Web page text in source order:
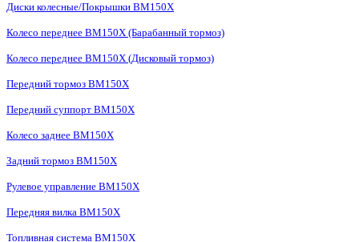
Диски колесные/Покрышки BM150X
Колесо переднее BM150X (Барабанный тормоз)
Колесо переднее BM150X (Дисковый тормоз)
Передний тормоз BM150X
Передний суппорт BM150X
Колесо заднее BM150X
Задний тормоз BM150X
Рулевое управление BM150X
Передняя вилка BM150X
Топливная система BM150X